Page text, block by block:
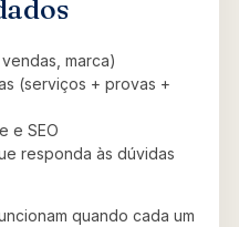
marca)
(serviços + provas +
e SEO
responda às dúvidas
quando cada um